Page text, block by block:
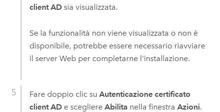
client ADsia visualizzata.
Se la funzionalità non viene visualizzata o non è
disponibile, potrebbe essere necessario riavviare
il server Web per completarne l'installazione.
Fare doppio clic su Autenticazione certificato
client ADe scegliere Abilita nella finestra Azioni.